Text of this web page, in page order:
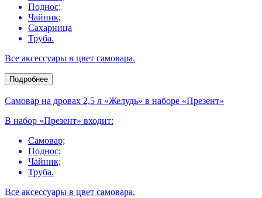
Поднос;
Чайник;
Сахарница
Труба.
Все аксессуары в цвет самовара.
Подробнее
Самовар на дровах 2,5 л «Желудь» в наборе «Презент»
В набор «Презент» входит:
Самовар;
Поднос;
Чайник;
Труба.
Все аксессуары в цвет самовара.